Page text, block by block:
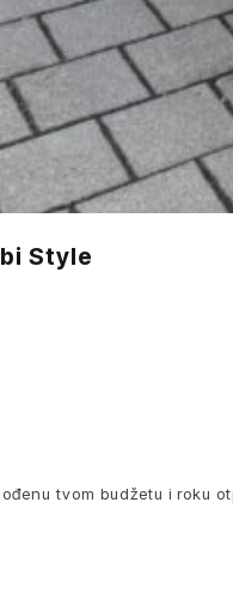
Style
tvom budžetu i roku